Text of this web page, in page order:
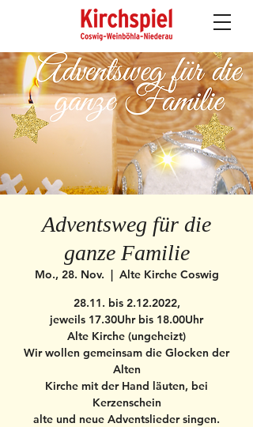
Adventsweg für die
ganze Familie
Mo., 28. Nov.
  |
Alte Kirche Coswig
28.11. bis 2.12.2022,
jeweils 17.30Uhr bis 18.00Uhr
Alte Kirche (ungeheizt)
Wir wollen gemeinsam die Glocken der
Alten
Kirche mit der Hand läuten, bei
Kerzenschein
alte und neue Adventslieder singen.